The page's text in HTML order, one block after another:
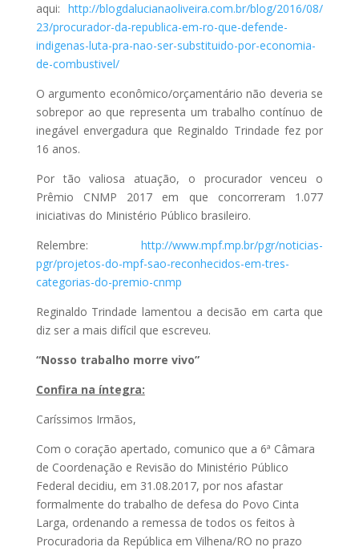
aqui:http://blogdalucianaoliveira.com.br/blog/2016/08/
23/procurador-da-republica-em-ro-que-defende-
indigenas-luta-pra-nao-ser-substituido-por-economia-
de-combustivel/
O argumento econômico/orçamentário não deveria se
sobrepor ao que representa um trabalho contínuo de
inegável envergadura que Reginaldo Trindade fez por
16 anos.
Por tão valiosa atuação, o procurador venceu o
Prêmio CNMP 2017 em que concorreram 1.077
iniciativas do Ministério Público brasileiro.
Relembre:http://www.mpf.mp.br/pgr/noticias-
pgr/projetos-do-mpf-sao-reconhecidos-em-tres-
categorias-do-premio-cnmp
Reginaldo Trindade lamentou a decisão em carta que
diz ser a mais difícil que escreveu.
“Nosso trabalho morre vivo”
Confira na íntegra:
Caríssimos Irmãos,
Com o coração apertado, comunico que a 6ª Câmara
de Coordenação e Revisão do Ministério Público
Federal decidiu, em 31.08.2017, por nos afastar
formalmente do trabalho de defesa do Povo Cinta
Larga, ordenando a remessa de todos os feitos à
Procuradoria da República em Vilhena/RO no prazo